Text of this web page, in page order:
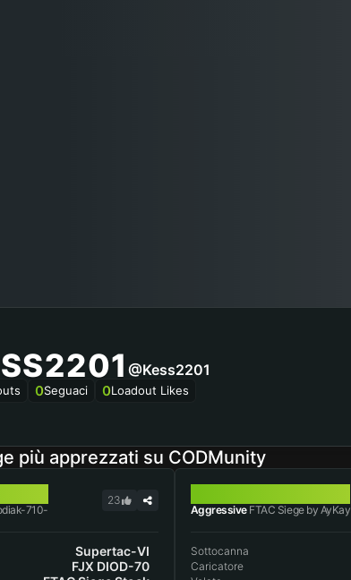
@Kess2201
0Seguaci 0Loadout Likes
più apprezzati su CODMunity
710-
23
Supertac-VI
FJX DIOD-70
AggressiveFTAC Siege by AyKay
Sottocanna
Caricatore